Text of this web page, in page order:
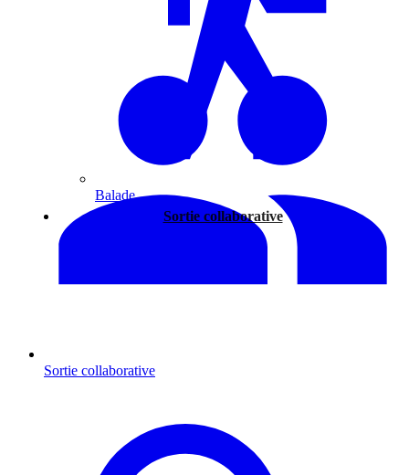
Balade
Sortie collaborative
Sortie collaborative